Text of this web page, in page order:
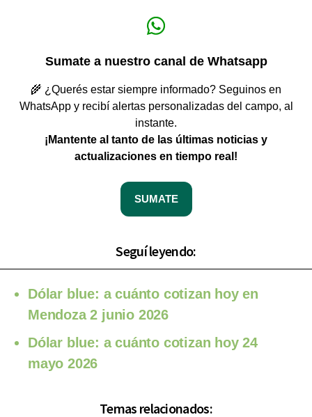
Sumate a nuestro canal de Whatsapp
🌾 ¿Querés estar siempre informado? Seguinos en
WhatsApp y recibí alertas personalizadas del campo, al
instante.
¡Mantente al tanto de las últimas noticias y
actualizaciones en tiempo real!
SUMATE
Seguí leyendo:
Dólar blue: a cuánto cotizan hoy en
Mendoza 2 junio 2026
Dólar blue: a cuánto cotizan hoy 24
mayo 2026
Temas relacionados: